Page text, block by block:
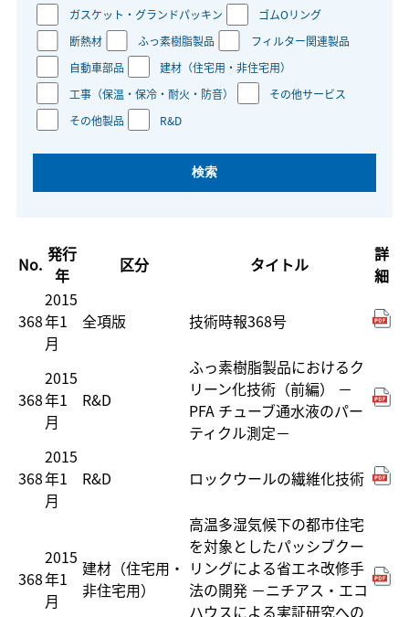
ガスケット・グランドパッキン
ゴムOリング
断熱材
ふっ素樹脂製品
フィルター関連製品
自動車部品
建材（住宅用・非住宅用）
工事（保温・保冷・耐火・防音）
その他サービス
その他製品
R&D
No. 発行
年
区分 タイトル
詳
細
368
2015
年1
月
全項版 技術時報368号
368
2015
年1
月
R&D
ふっ素樹脂製品におけるク
リーン化技術（前編） －
PFA チューブ通水液のパー
ティクル測定－
368
2015
年1
月
R&D ロックウールの繊維化技術
368
2015
年1
月
建材（住宅用・
非住宅用）
高温多湿気候下の都市住宅
を対象としたパッシブクー
リングによる省エネ改修手
法の開発 －ニチアス・エコ
ハウスによる実証研究への